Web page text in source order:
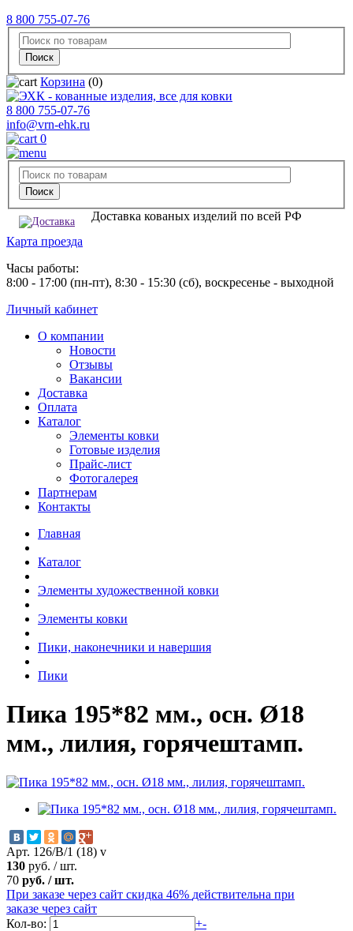
8 800 755-07-76
Корзина (0)
8 800 755-07-76
info@vrn-ehk.ru
0
Доставка кованых изделий по всей РФ
Карта проезда
Часы работы:
8:00 - 17:00 (пн-пт), 8:30 - 15:30 (сб), воскресенье - выходной
Личный кабинет
О компании
Новости
Отзывы
Вакансии
Доставка
Оплата
Каталог
Элементы ковки
Готовые изделия
Прайс-лист
Фотогалерея
Партнерам
Контакты
Главная
Каталог
Элементы художественной ковки
Элементы ковки
Пики, наконечники и навершия
Пики
Пика 195*82 мм., осн. Ø18
мм., лилия, горячештамп.
Арт. 126/В/1 (18) v
130 руб. /шт.
70 руб. /шт.
При заказе через сайт скидка 46% действительна при
заказе через сайт
Кол-во:
+-